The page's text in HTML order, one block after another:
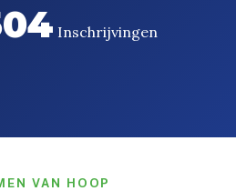
Inschrijvingen
VAN HOOP